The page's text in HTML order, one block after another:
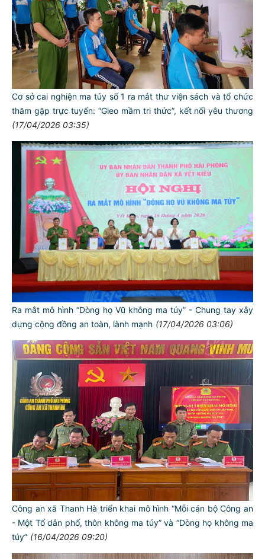
Cơ sở cai nghiện ma túy số 1 ra mắt thư viện sách và tổ chức
thăm gặp trực tuyến: “Gieo mầm tri thức”, kết nối yêu thương
(17/04/2026 03:35)
Ra mắt mô hình “Dòng họ Vũ không ma túy” - Chung tay xây
dựng cộng đồng an toàn, lành mạnh (17/04/2026 03:06)
Công an xã Thanh Hà triển khai mô hình “Mỗi cán bộ Công an
- Một Tổ dân phố, thôn không ma túy” và “Dòng họ không ma
túy” (16/04/2026 09:20)